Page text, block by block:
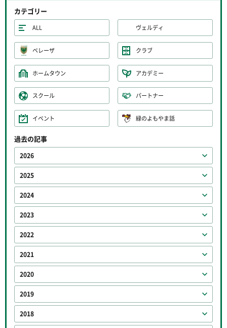
カテゴリー
ALL ヴェルディ
ベレーザ クラブ
ホームタウン アカデミー
スクール パートナー
イベント 緑のよもやま話
過去の記事
2026
2025
2024
2023
2022
2021
2020
2019
2018